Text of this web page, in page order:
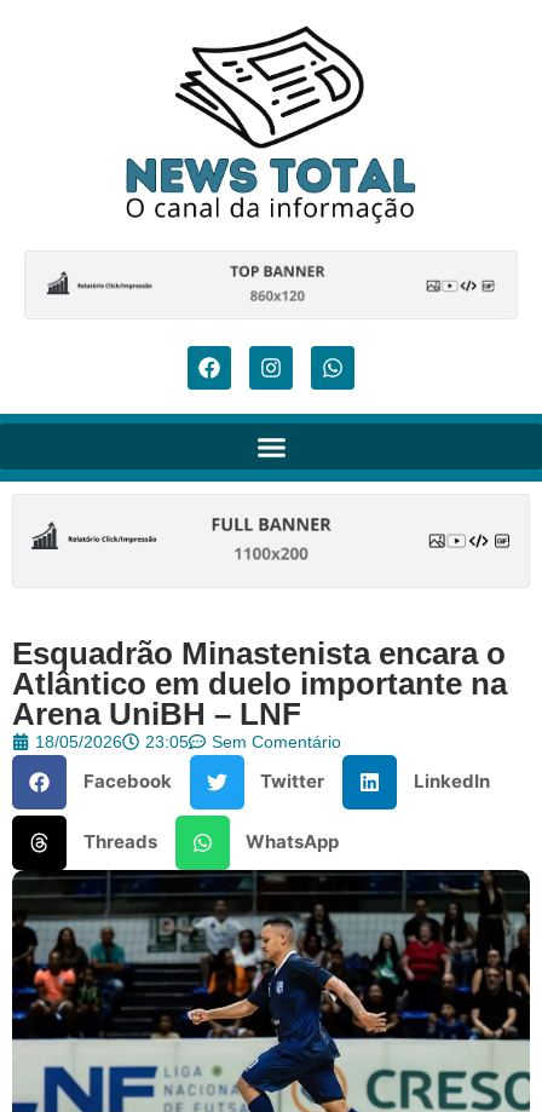
Esquadrão Minastenista encara o
Atlântico em duelo importante na
Arena UniBH – LNF
18/05/2026 23:05 Sem Comentário
Facebook Twitter LinkedIn
Threads WhatsApp